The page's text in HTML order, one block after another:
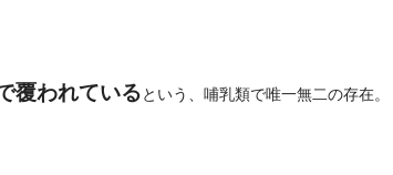
覆われているという、哺乳類で唯一無二の存在。